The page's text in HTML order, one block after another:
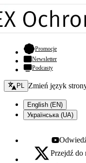
Promocje- otwiera się
Newsletter
Podcasty
Zmień język - bieżący:
PL Zmień język
English (EN)
Українська (UA)
Youtube -
X - otwiera się w
Przejdź do